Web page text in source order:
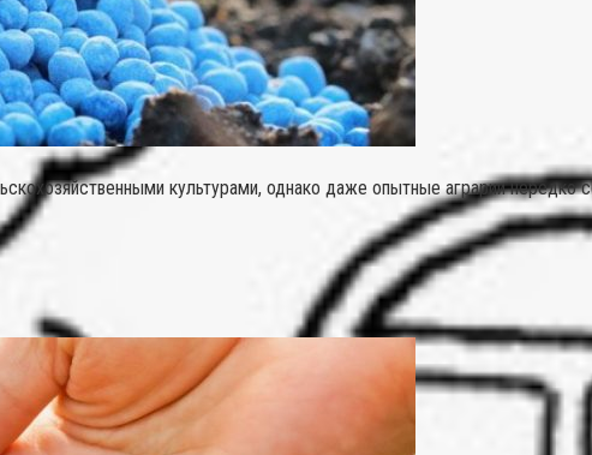
культурами, однако даже опытные аграрии